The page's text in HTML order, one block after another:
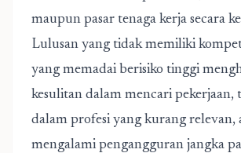
maupun pasar tenaga kerja secara
Lulusan yang tidak memiliki
yang memadai berisiko tinggi
kesulitan dalam mencari pekerjaan,
dalam profesi yang kurang relevan,
mengalami pengangguran jangka